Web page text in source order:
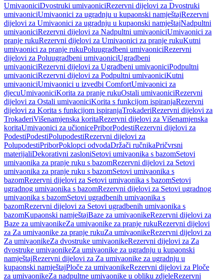
UmivaoniciDvostruki umivaoniciRezervni dijelovi za Dvostruki
umivaoniciUmivaonici za ugradnju u kupaonski namještajRezervni
dijelovi za Umivaonici za ugradnju u kupaonski namještajNadpultni
umivaoniciRezervni dijelovi za Nadpultni umivaoniciUmivaonici za
pranje rukuRezervni dijelovi za Umivaonici za pranje rukuKutni
umivaonici za pranje rukuPoluugradbeni umivaoniciRezervni
dijelovi za Poluugradbeni umivaoniciUgradbeni
umivaoniciRezervni dijelovi za Ugradbeni umivaoniciPodpultni
umivaoniciRezervni dijelovi za Podpultni umivaoniciKutni
umivaoniciUmivaonici u izvedbi ComfortUmivaonici za
djecuUmivaoniciKorita za pranje rukuOstali umivaoniciRezervni
dijelovi za Ostali umivaoniciKorita s funkcijom ispiranjaRezervni
dijelovi za Korita s funkcijom ispiranjaTrokaderiRezervni dijelovi za
TrokaderiVišenamjenska koritaRezervni dijelovi za Višenamjenska
koritaUmivaonici za učionicePriborPodestiRezervni dijelovi za
PodestiPodestiPolupodestiRezervni dijelovi za
PolupodestiPriborPoklopci odvodaDržači ručnikaPričvrsni
materijaliDekorativni zasloniSetovi umivaonika s bazomSetovi
umivaonika za pranje ruku s bazomRezervni dijelovi za Setovi
umivaonika za pranje ruku s bazomSetovi umivaonika s
bazomRezervni dijelovi za Setovi umivaonika s bazomSetovi
ugradnog umivaonika s bazomRezervni dijelovi za Setovi ugradnog
umivaonika s bazomSetovi ugradbenih umivaonika s
bazomRezervni dijelovi za Setovi ugradbenih umivaonika s
bazomKupaonski namještajBaze za umivaonikeRezervni dijelovi za
Baze za umivaonikeZa umivaonike za pranje rukuRezervni dijelovi
za Za umivaonike za pranje rukuZa umivaonikeRezervni dijelovi za
Za umivaonikeZa dvostruke umivaonikeRezervni dijelovi za Za
dvostruke umivaonikeZa umivaonike za ugradnju u kupaonski
namještajRezervni dijelovi za Za umivaonike za ugradnju u
kupaonski namještajPloče za umivaonikeRezervni dijelovi za Ploče
za umivaonikeZa nadpultne umivaonike u obliku zdjeleRezervni